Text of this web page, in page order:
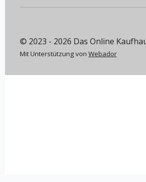
© 2023 - 2026 Das Online
Mit Unterstützung von Webador